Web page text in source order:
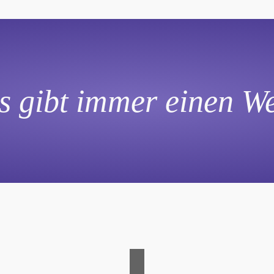
gibt immer einen